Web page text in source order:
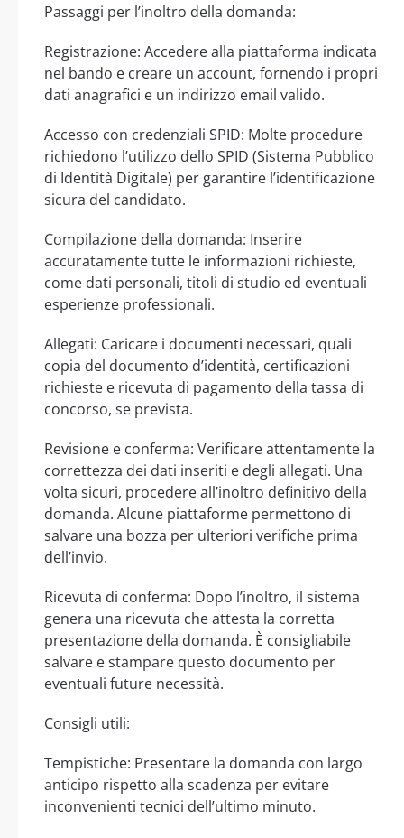
Passaggi per l’inoltro della domanda:
Registrazione: Accedere alla piattaforma indicata
nel bando e creare un account, fornendo i propri
dati anagrafici e un indirizzo email valido.
Accesso con credenziali SPID: Molte procedure
richiedono l’utilizzo dello SPID (Sistema Pubblico
di Identità Digitale) per garantire l’identificazione
sicura del candidato.
Compilazione della domanda: Inserire
accuratamente tutte le informazioni richieste,
come dati personali, titoli di studio ed eventuali
esperienze professionali.
Allegati: Caricare i documenti necessari, quali
copia del documento d’identità, certificazioni
richieste e ricevuta di pagamento della tassa di
concorso, se prevista.
Revisione e conferma: Verificare attentamente la
correttezza dei dati inseriti e degli allegati. Una
volta sicuri, procedere all’inoltro definitivo della
domanda. Alcune piattaforme permettono di
salvare una bozza per ulteriori verifiche prima
dell’invio.
Ricevuta di conferma: Dopo l’inoltro, il sistema
genera una ricevuta che attesta la corretta
presentazione della domanda. È consigliabile
salvare e stampare questo documento per
eventuali future necessità.
Consigli utili:
Tempistiche: Presentare la domanda con largo
anticipo rispetto alla scadenza per evitare
inconvenienti tecnici dell’ultimo minuto.